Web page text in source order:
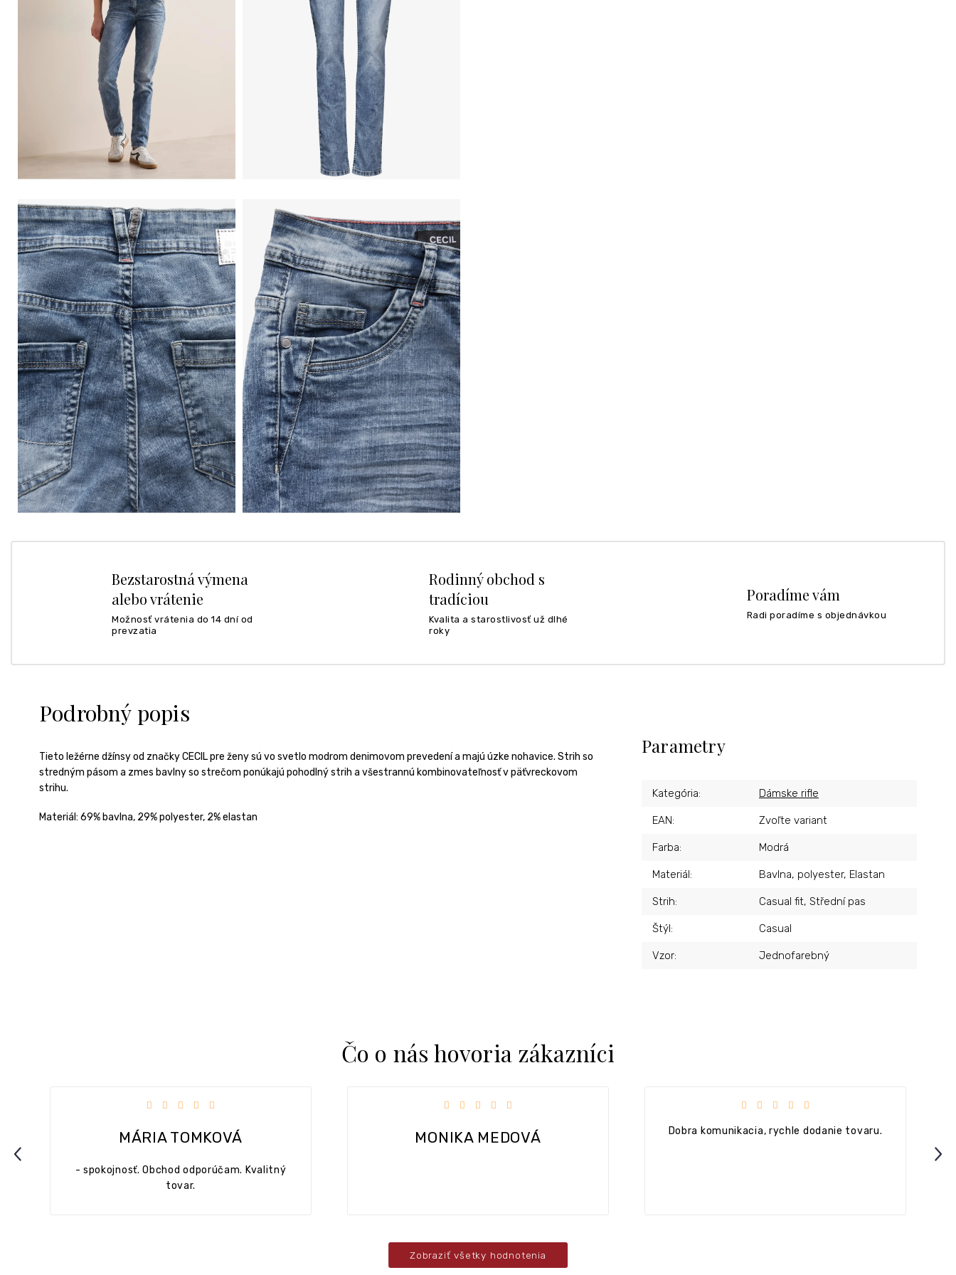
Bezstarostná výmena
alebo vrátenie
Možnosť vrátenia do 14 dní od
prevzatia
Rodinný obchod s
tradíciou
Kvalita a starostlivosť už dlhé
roky
Poradíme vám
Radi poradíme s objednávkou
Podrobný popis
Tieto ležérne džínsy od značky CECIL pre ženy sú vo svetlo modrom denimovom prevedení a majú úzke nohavice. Strih so
stredným pásom a zmes bavlny so strečom ponúkajú pohodlný strih a všestrannú kombinovateľnosť v päťvreckovom
strihu.
Materiál: 69% bavlna, 29% polyester, 2% elastan
Parametry
Kategória: Dámske rifle
EAN: Zvoľte variant
Farba: Modrá
Materiál: Bavlna, polyester, Elastan
Strih: Casual fit, Střední pas
Štýl: Casual
Vzor: Jednofarebný
Čo o nás hovoria zákazníci
Previous
MÁRIA TOMKOVÁ
Hodnotenie obchodu je 5 z 5 hviezdičiek.
- spokojnosť. Obchod odporúčam. Kvalitný
tovar.
MONIKA MEDOVÁ
Hodnotenie obchodu je 5 z 5 hviezdičiek. Hodnotenie obchodu je 5 z 5 hviezdičiek.
Dobra komunikacia, rychle dodanie tovaru.
Next
Zobraziť všetky hodnotenia